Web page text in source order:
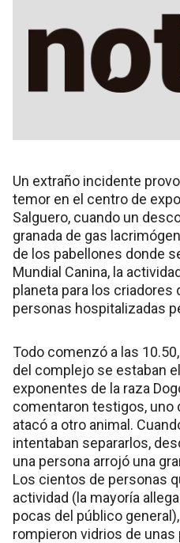
Un extraño incidente
temor en el centro de
Salguero, cuando un
granada de gas
de los pabellones donde
Mundial Canina, la
planeta para los criadores
personas hospitalizadas
Todo comenzó a las
del complejo se estaban
exponentes de la raza
comentaron testigos, uno
atacó a otro animal.
intentaban separarlos,
una persona arrojó una
Los cientos de personas
actividad (la mayoría
pocas del público
rompieron vidrios de